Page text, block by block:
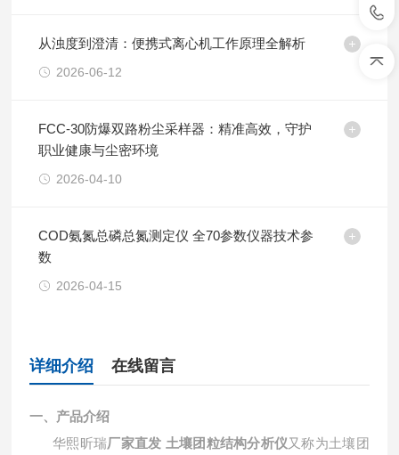
从浊度到澄清：便携式离心机工作原理全解析
2026-06-12
FCC-30防爆双路粉尘采样器：精准高效，守护
职业健康与尘密环境
2026-04-10
COD氨氮总磷总氮测定仪 全70参数仪器技术参
数
2026-04-15
详细介绍 在线留言
一、产品介绍
华熙昕瑞厂家直发 土壤团粒结构分析仪又称为土壤团